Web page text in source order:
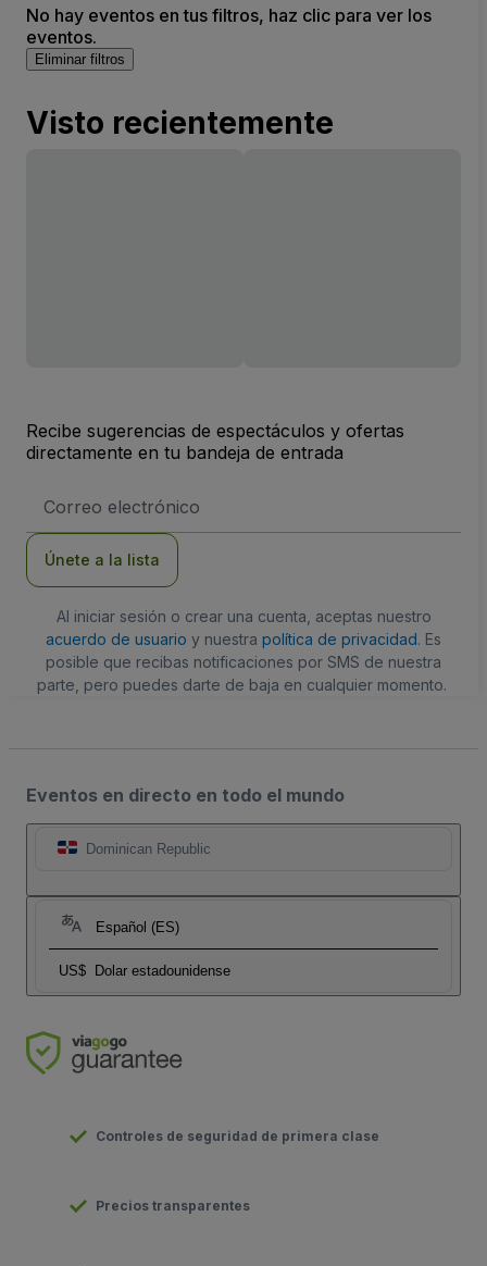
No hay eventos en tus filtros, haz clic para ver los
eventos.
Eliminar filtros
Visto recientemente
Recibe sugerencias de espectáculos y ofertas
directamente en tu bandeja de entrada
de
Únete a la lista
Al iniciar sesión o crear una cuenta, aceptas nuestro
acuerdo de usuario y nuestra política de privacidad. Es
posible que recibas notificaciones por SMS de nuestra
parte, pero puedes darte de baja en cualquier momento.
Eventos en directo en todo el mundo
Dominican Republic
Español (ES)
US$ Dolar estadounidense
Controles de seguridad de primera clase
Precios transparentes